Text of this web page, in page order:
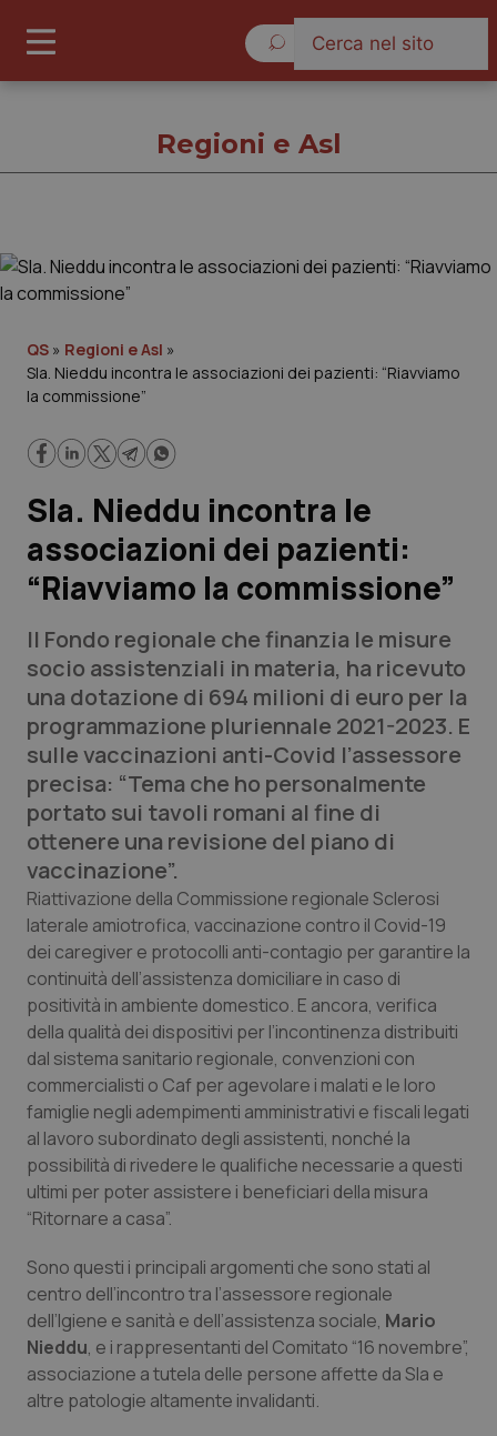
Governo e Parlamento
Regioni e Asl
Lavoro e Professioni
Scienza e Farmaci
Studi e Analisi
Lettere al direttore
Edizioni Regionali
QS Pro
Professionisti Sanitari.AI
Abruzzo
Basilicata
Calabria
Campania
Emilia-Romagna
Friuli Venezia Giulia
Liguria
Lombardia
Marche
QS Pro Gold
Artrite & artrosi
Asma & BPCO
Car-T
Colesterolo & coronaropatie
Dermatite Atopica
Disturbi dell’umore
Dolore
Donna & Salute
QS Club Newsletter
Regioni e Asl
QS » Regioni e Asl »
Sla. Nieddu incontra le associazioni dei pazienti: “Riavviamo
la commissione”
Sla. Nieddu incontra le
associazioni dei pazienti:
“Riavviamo la commissione”
Il Fondo regionale che finanzia le misure
socio assistenziali in materia, ha ricevuto
una dotazione di 694 milioni di euro per la
programmazione pluriennale 2021-2023. E
sulle vaccinazioni anti-Covid l’assessore
precisa: “Tema che ho personalmente
portato sui tavoli romani al fine di
ottenere una revisione del piano di
vaccinazione”.
Riattivazione della Commissione regionale Sclerosi
laterale amiotrofica, vaccinazione contro il Covid-19
dei caregiver e protocolli anti-contagio per garantire la
continuità dell’assistenza domiciliare in caso di
positività in ambiente domestico. E ancora, verifica
della qualità dei dispositivi per l’incontinenza distribuiti
dal sistema sanitario regionale, convenzioni con
commercialisti o Caf per agevolare i malati e le loro
famiglie negli adempimenti amministrativi e fiscali legati
al lavoro subordinato degli assistenti, nonché la
possibilità di rivedere le qualifiche necessarie a questi
ultimi per poter assistere i beneficiari della misura
“Ritornare a casa”.
Sono questi i principali argomenti che sono stati al
centro dell’incontro tra l’assessore regionale
dell’Igiene e sanità e dell’assistenza sociale, Mario
Nieddu, e i rappresentanti del Comitato “16 novembre”,
associazione a tutela delle persone affette da Sla e
altre patologie altamente invalidanti.